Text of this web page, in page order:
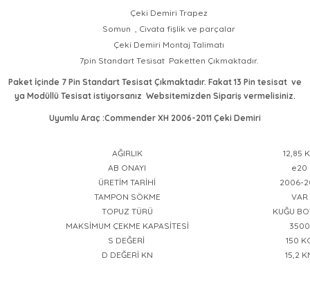
Çeki Demiri Trapez
Somun , Civata fişlik ve parçalar
Çeki Demiri Montaj Talimatı
7pin Standart Tesisat Paketten Çıkmaktadır.
Paket İçinde 7 Pin Standart Tesisat Çıkmaktadır. Fakat 13 Pin tesisat ve
ya Modüllü Tesisat istiyorsanız Websitemizden Sipariş vermelisiniz.
Uyumlu Araç :Commender XH 2006-2011 Çeki Demiri
AĞIRLIK
12,85
AB ONAYI
e20
ÜRETİM TARİHİ
2006-
TAMPON SÖKME
VAR
TOPUZ TÜRÜ
KUĞU
MAKSİMUM ÇEKME KAPASİTESİ
3500
S DEĞERİ
150
D DEĞERİ KN
15,2